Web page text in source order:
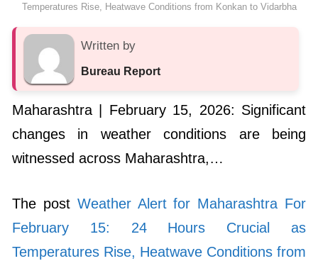
Temperatures Rise, Heatwave Conditions from Konkan to Vidarbha
Written by
Bureau Report
Maharashtra | February 15, 2026: Significant
changes in weather conditions are being
witnessed across Maharashtra,…
The post Weather Alert for Maharashtra For
February 15: 24 Hours Crucial as
Temperatures Rise, Heatwave Conditions from